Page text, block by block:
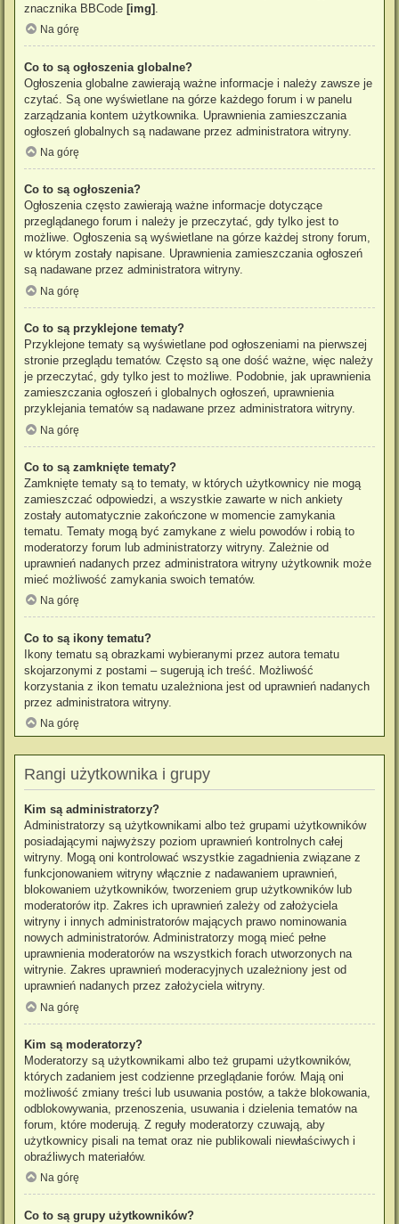
znacznika BBCode [img]
Na górę
Co to są ogłoszenia globalne?
Ogłoszenia globalne zawierają ważne informacje i należy zawsze je
czytać. Są one wyświetlane na górze każdego forum i w panelu
zarządzania kontem użytkownika. Uprawnienia zamieszczania
ogłoszeń globalnych są nadawane przez administratora witryny.
Na górę
Co to są ogłoszenia?
Ogłoszenia często zawierają ważne informacje dotyczące
przeglądanego forum i należy je przeczytać, gdy tylko jest to
możliwe. Ogłoszenia są wyświetlane na górze każdej strony forum,
w którym zostały napisane. Uprawnienia zamieszczania ogłoszeń
są nadawane przez administratora witryny.
Na górę
Co to są przyklejone tematy?
Przyklejone tematy są wyświetlane pod ogłoszeniami na pierwszej
stronie przeglądu tematów. Często są one dość ważne, więc należy
je przeczytać, gdy tylko jest to możliwe. Podobnie, jak uprawnienia
zamieszczania ogłoszeń i globalnych ogłoszeń, uprawnienia
przyklejania tematów są nadawane przez administratora witryny.
Na górę
Co to są zamknięte tematy?
Zamknięte tematy są to tematy, w których użytkownicy nie mogą
zamieszczać odpowiedzi, a wszystkie zawarte w nich ankiety
zostały automatycznie zakończone w momencie zamykania
tematu. Tematy mogą być zamykane z wielu powodów i robią to
moderatorzy forum lub administratorzy witryny. Zależnie od
uprawnień nadanych przez administratora witryny użytkownik może
mieć możliwość zamykania swoich tematów.
Na górę
Co to są ikony tematu?
Ikony tematu są obrazkami wybieranymi przez autora tematu
skojarzonymi z postami – sugerują ich treść. Możliwość
korzystania z ikon tematu uzależniona jest od uprawnień nadanych
przez administratora witryny.
Na górę
Rangi użytkownika i grupy
Kim są administratorzy?
Administratorzy są użytkownikami albo też grupami użytkowników
posiadającymi najwyższy poziom uprawnień kontrolnych całej
witryny. Mogą oni kontrolować wszystkie zagadnienia związane z
funkcjonowaniem witryny włącznie z nadawaniem uprawnień,
blokowaniem użytkowników, tworzeniem grup użytkowników lub
moderatorów itp. Zakres ich uprawnień zależy od założyciela
witryny i innych administratorów mających prawo nominowania
nowych administratorów. Administratorzy mogą mieć pełne
uprawnienia moderatorów na wszystkich forach utworzonych na
witrynie. Zakres uprawnień moderacyjnych uzależniony jest od
uprawnień nadanych przez założyciela witryny.
Na górę
Kim są moderatorzy?
Moderatorzy są użytkownikami albo też grupami użytkowników,
których zadaniem jest codzienne przeglądanie forów. Mają oni
możliwość zmiany treści lub usuwania postów, a także blokowania,
odblokowywania, przenoszenia, usuwania i dzielenia tematów na
forum, które moderują. Z reguły moderatorzy czuwają, aby
użytkownicy pisali na temat oraz nie publikowali niewłaściwych i
obraźliwych materiałów.
Na górę
Co to są grupy użytkowników?